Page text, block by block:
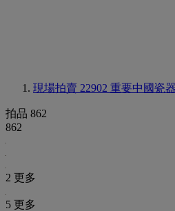
現場拍賣 22902 重要中國瓷
拍品 862
862
2 更多
5 更多